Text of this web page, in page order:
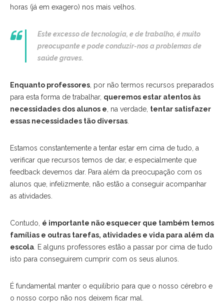
horas (já em exagero) nos mais velhos.
Este excesso de tecnologia, e de trabalho, é muito
preocupante e pode conduzir-nos a problemas de
saúde graves.
Enquanto professores, por não termos recursos preparados
para esta forma de trabalhar, queremos estar atentos às
necessidades dos alunos e, na verdade, tentar satisfazer
essas necessidades tão diversas.
Estamos constantemente a tentar estar em cima de tudo, a
verificar que recursos temos de dar, e especialmente que
feedback devemos dar. Para além da preocupação com os
alunos que, infelizmente, não estão a conseguir acompanhar
as atividades.
Contudo, é importante não esquecer que também temos
famílias e outras tarefas, atividades e vida para além da
escola. E alguns professores estão a passar por cima de tudo
isto para conseguirem cumprir com os seus alunos.
É fundamental manter o equilíbrio para que o nosso cérebro e
o nosso corpo não nos deixem ficar mal.